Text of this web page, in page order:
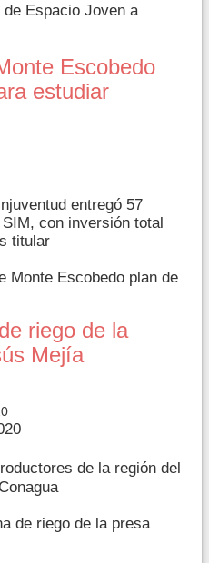
Espacio Joven a
Escobedo
estudiar
entregó 57
con inversión total
titular
Monte Escobedo plan de
riego de la
Mejía
de la región del
de riego de la presa